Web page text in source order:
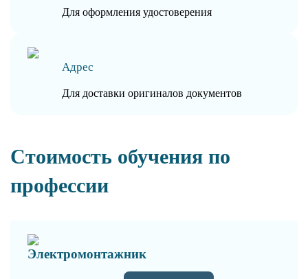
Для оформления удостоверения
Адрес
Для доставки оригиналов документов
Стоимость обучения по
профессии
Электромонтажник